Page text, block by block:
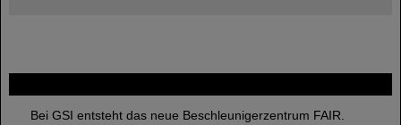
Bei GSI entsteht das neue Beschleunigerzentrum FAIR.